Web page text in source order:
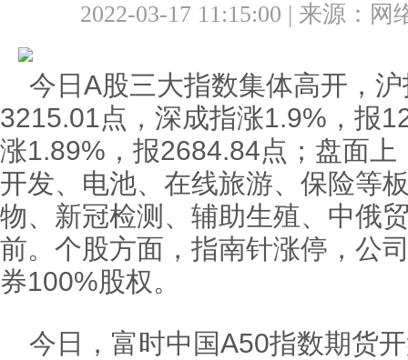
2022-03-17 11:15:00 | 来源： 网
今日A股三大指数集体高开，
3215.01点，深成指涨1.9%，报
涨1.89%，报2684.84点；盘面
开发、电池、在线旅游、保险等
物、新冠检测、辅助生殖、中俄
前。个股方面，指南针涨停，公
券100%股权。
今日，富时中国A50指数期货